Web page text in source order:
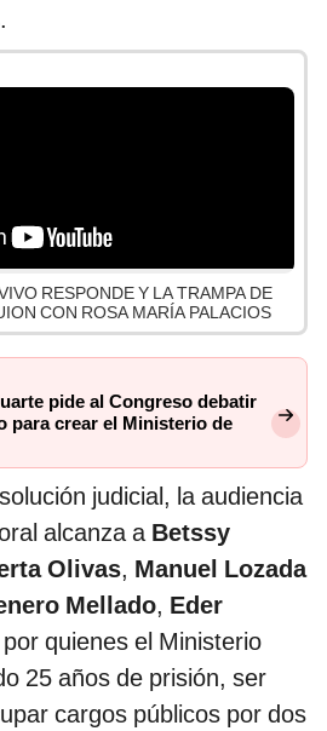
RESPONDE Y LA TRAMPA DE
CON ROSA MARÍA PALACIOS
pide al Congreso debatir
para crear el Ministerio de
judicial, la audiencia
alcanza a Betssy
Olivas, Manuel Lozada
Mellado, Eder
quienes el Ministerio
25 años de prisión, ser
cargos públicos por dos